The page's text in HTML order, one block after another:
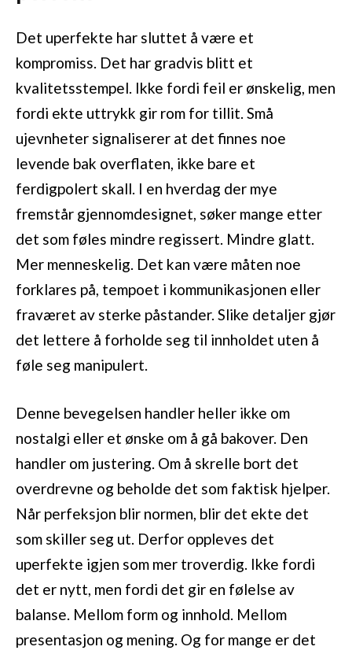
Det uperfekte har sluttet å være et
kompromiss. Det har gradvis blitt et
kvalitetsstempel. Ikke fordi feil er ønskelig, men
fordi ekte uttrykk gir rom for tillit. Små
ujevnheter signaliserer at det finnes noe
levende bak overflaten, ikke bare et
ferdigpolert skall. I en hverdag der mye
fremstår gjennomdesignet, søker mange etter
det som føles mindre regissert. Mindre glatt.
Mer menneskelig. Det kan være måten noe
forklares på, tempoet i kommunikasjonen eller
fraværet av sterke påstander. Slike detaljer gjør
det lettere å forholde seg til innholdet uten å
føle seg manipulert.
Denne bevegelsen handler heller ikke om
nostalgi eller et ønske om å gå bakover. Den
handler om justering. Om å skrelle bort det
overdrevne og beholde det som faktisk hjelper.
Når perfeksjon blir normen, blir det ekte det
som skiller seg ut. Derfor oppleves det
uperfekte igjen som mer troverdig. Ikke fordi
det er nytt, men fordi det gir en følelse av
balanse. Mellom form og innhold. Mellom
presentasjon og mening. Og for mange er det